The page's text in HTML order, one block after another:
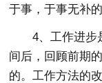
于事，于事无补
4、工作进步是
间后，回顾前期
的。工作方法的